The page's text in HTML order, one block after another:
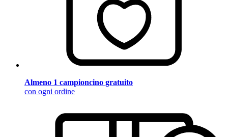
Almeno 1 campioncino gratuito
con ogni ordine